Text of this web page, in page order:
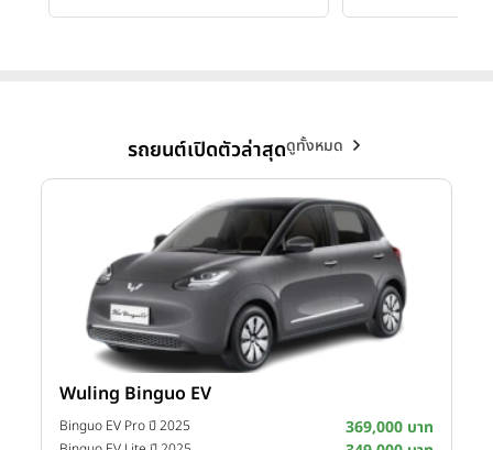
รถยนต์เปิดตัวล่าสุดดูทั้งหมด
Wuling Binguo EV
Binguo EV Pro ปี 2025 369,000 บาท